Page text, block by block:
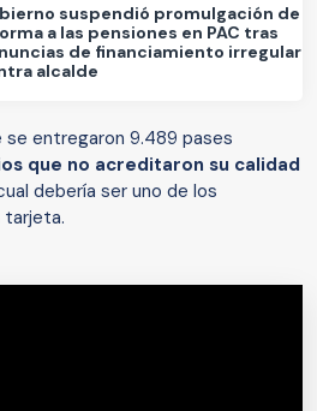
suspendió promulgación de
a las pensiones en PAC tras
de financiamiento irregular
alcalde
se entregaron 9.489 pases
que no acreditaron su calidad
debería ser uno de los
tarjeta.